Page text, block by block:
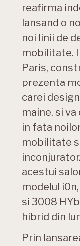
reafirma
lansand o
noi linii de
mobilitate.
Paris,
prezenta
carei
maine, si
in fata
mobilitate
acestui
modelul
si 3008
hibrid din
Prin